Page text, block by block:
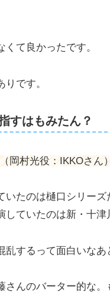
て良かったです。
です。
すはもみたん？
（岡村光役：IKKOさん
いたのは樋口シリー
していたのは新・十津
乱するって面白いなあ
さんのバーター的な